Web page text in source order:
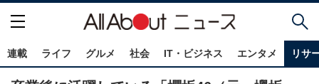
連載 ライフ グルメ 社会 IT・ビジネス エンタメ リサ